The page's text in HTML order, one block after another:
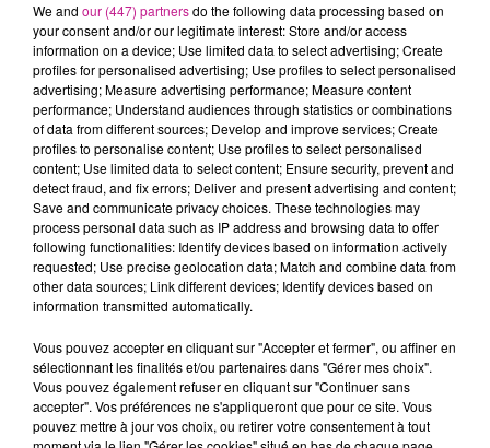
"Sortir, bouger". Rendez-vous dès 19h pour profiter de ce bon
plan étudiant !
Rock Afterwork ce soir au Noumatrouff
Les Rock Afterwork du Noumatrouff, c’est l’occasion de
découvrir des groupes rock en live, à l’heure de l’apéro. Ce
soir, Laurie Wright, auteur-compositeur-interprète londonien,
investira la scène avec son énergie résolument rock.
Entrée gratuite, bar ouvert dès 18h30, et concert à 19h30. Ne
manquez pas ce moment musical !
TITRES DIFFUSÉS Voir plus
5h46
5h46 5h43
5h43 5h40
5h40
We and our (447) partnersdo the following data processing based on
your consent and/or our legitimate interest: Store and/or access
information on a device; Use limited data to select advertising; Create
profiles for personalised advertising; Use profiles to select personalised
advertising; Measure advertising performance; Measure content
performance; Understand audiences through statistics or combinations
of data from different sources; Develop and improve services; Create
profiles to personalise content; Use profiles to select personalised
content; Use limited data to select content; Ensure security, prevent and
detect fraud, and fix errors; Deliver and present advertising and content;
Save and communicate privacy choices. These technologies may
process personal data such as IP address and browsing data to offer
following functionalities: Identify devices based on information actively
requested; Use precise geolocation data; Match and combine data from
other data sources; Link different devices; Identify devices based on
information transmitted automatically.
Vous pouvez accepter en cliquant sur "Accepter et fermer", ou affiner en
sélectionnant les finalités et/ou partenaires dans "Gérer mes choix".
Vous pouvez également refuser en cliquant sur "Continuer sans
accepter". Vos préférences ne s'appliqueront que pour ce site. Vous
pouvez mettre à jour vos choix, ou retirer votre consentement à tout